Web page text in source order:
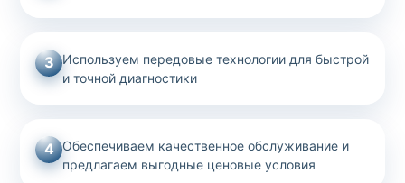
3 Используем передовые технологии для быстрой
и точной диагностики
4 Обеспечиваем качественное обслуживание и
предлагаем выгодные ценовые условия